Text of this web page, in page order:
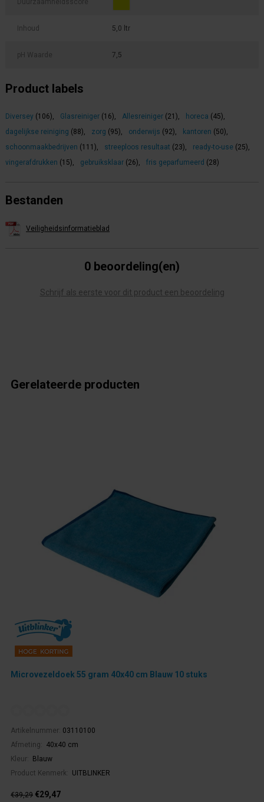
Duurzaamheidsscore
Inhoud 5,0 ltr
pH Waarde 7,5
Product labels
Diversey (106), Glasreiniger (16), Allesreiniger (21), horeca (45),
dagelijkse reiniging (88), zorg (95), onderwijs (92), kantoren (50),
schoonmaakbedrijven (111), streeploos resultaat (23), ready-to-use (25),
vingerafdrukken (15), gebruiksklaar (26), fris geparfumeerd (28)
Bestanden
Veiligheidsinformatieblad
0 beoordeling(en)
Schrijf als eerste voor dit product een beoordeling
Gerelateerde producten
Microvezeldoek 55 gram 40x40 cm Blauw 10 stuks
Artikelnummer: 03110100
Afmeting:
40x40 cm
Kleur:
Blauw
Product Kenmerk:
UITBLINKER
€39,29 €29,47